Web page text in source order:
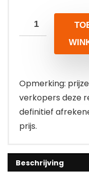
Opmerking:
verkopers deze
definitief
prijs.
Beschrijving